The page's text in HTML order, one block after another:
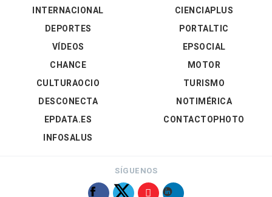
INTERNACIONAL
DEPORTES
VÍDEOS
CIENCIAPLUS
PORTALTIC
EPSOCIAL
CHANCE
CULTURAOCIO
DESCONECTA
EPDATA.ES
INFOSALUS
MOTOR
TURISMO
NOTIMÉRICA
CONTACTOPHOTO
SÍGUENOS